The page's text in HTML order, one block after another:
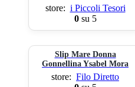
store: i Piccoli Tesori
0su 5
Slip Mare Donna
Gonnellina Ysabel Mora
store: Filo Diretto